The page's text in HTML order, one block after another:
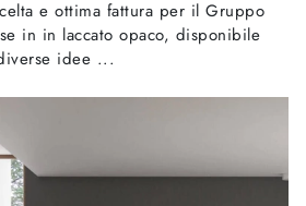
e ottima fattura per il Gruppo
in in laccato opaco, disponibile
idee ...